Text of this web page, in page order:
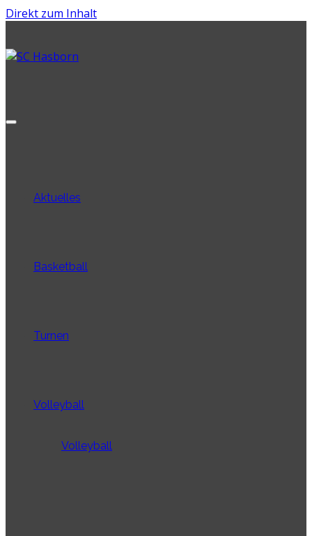
Direkt zum Inhalt
Aktuelles
Basketball
Turnen
Volleyball
Volleyball